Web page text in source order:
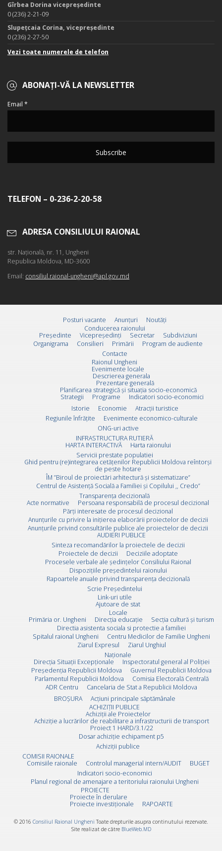
Gîrbea Dorina vicepreședinte
0 (236) 2-21-09
Slupețcaia Corina, vicepreședinte
0 (236) 2-27-50
Vezi toate numerele de telefon
ABONAȚI-VĂ LA NEWSLETTER
Email *
TELEFON – 0-236-2-20-58
ADRESA CONSILIULUI RAIONAL
str. Naţională, nr. 11, Ungheni
Republica Moldova, MD-3600
Email: consiliul.raional-ungheni@apl.gov.md
Posturi vacante Anunțuri
Noutăți
Conducerea raionului
Preşedinte
Vicepreşedinţi Secretar
Subdiviziuni
Organigrama
Consilieri Primării
Program de audiente
Contacte
Raionul Ungheni
Evenimente locale
Descrierea generala
Prezentare generală
Planificarea strategică și situația socio-economică
Strategii
Programe
Indicatori socio-economici
Istorie
Economie
Atracții turistice
Regiunile înfrățite
Evenimente economico-culturale
ONG-uri active
INFRASTRUCTURA RUTIERĂ
HARTA INTERACTIVĂ
Harta raionului
Servicii prestate populatiei
Ghid pentru (re)integrarea cetățenilor Republicii Moldova reîntorși
de peste hotare
ÎM ”Biroul de proiectări arhitectură și sistematizare”
Centrul de Asistență Socială a Familiei și Copilului ,, Credo”
Transparența decizională
Acte normative
Persoana responsabilă de procesul decizional
Părți interesate de procesul decizional
Anunțurile cu privire la inițierea elaborării proiectelor de decizii
Anunțurile privind consultările publice ale proiectelor de decizii
AUDIERI PUBLICE
Sinteza recomandărilor la proiectele de decizii
Proiectele de decizii
Deciziile adoptate
Procesele verbale ale ședințelor Consiliului Raional
Dispozițiile președintelui raionului
Rapoartele anuale privind transparența decizională
Scrie Preşedintelui
Link-uri utile
Ajutoare de stat
Locale
Primăria or. Ungheni
Direcția educație
Secția cultură și turism
Directia asistenta sociala si protectie a familiei
Spitalul raional Ungheni
Centru Medicilor de Familie Ungheni
Ziarul Expresul
Ziarul Unghiul
Naționale
Direcţia Situaţii Excepţionale
Inspectoratul general al Poliției
Preşedenţia Republicii Moldova
Guvernul Republicii Moldova
Parlamentul Republicii Moldova
Comisia Electorală Centrală
ADR Centru
Cancelaria de Stat a Republicii Moldova
BROȘURA
Acţiuni principale săptămânale
ACHIZIȚII PUBLICE
Achiziții ale Proiectelor
Achiziție a lucrărilor de reabilitare a infrastructurii de transport
Proiect 1 HARD/3.1/22
Dosar achiziție echipament p5
Achiziții publice
COMISII RAIONALE
Comisiile raionale
Controlul managerial intern/AUDIT
BUGET
Indicatori socio-economici
Planul regional de amenajare a teritoriului raionului Ungheni
PROIECTE
Proiecte în derulare
Proiecte investiționale
RAPOARTE
© 2016 Consiliul Raional Ungheni Toate drepturile asupra continutului rezervate.
Site realizat de către BlueWeb.MD